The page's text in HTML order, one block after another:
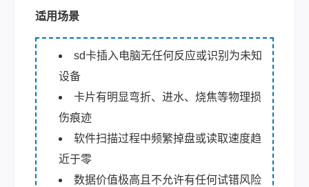
适用场景
sd卡插入电脑无任何反应或识别为未知
设备
卡片有明显弯折、进水、烧焦等物理损
伤痕迹
软件扫描过程中频繁掉盘或读取速度趋
近于零
数据价值极高且不允许有任何试错风险